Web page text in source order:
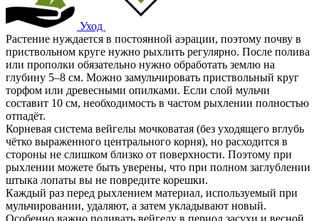
Уход
Растение нуждается в постоянной аэрации, поэтому почву в
приствольном круге нужно рыхлить регулярно. После полива
или прополки обязательно нужно обработать землю на
глубину 5–8 см. Можно замульчировать приствольный круг
торфом или древесными опилками. Если слой мульчи
составит 10 см, необходимость в частом рыхлении полностью
отпадёт.
Корневая система вейгелы мочковатая (без уходящего вглубь
чётко выраженного центрального корня), но расходится в
стороны не слишком близко от поверхности. Поэтому при
рыхлении можете быть уверены, что при полном заглублении
штыка лопаты вы не повредите корешки.
Каждый раз перед рыхлением материал, используемый при
мульчировании, удаляют, а затем укладывают новый.
Особенно важно поливать вейгелу в период засухи и весной